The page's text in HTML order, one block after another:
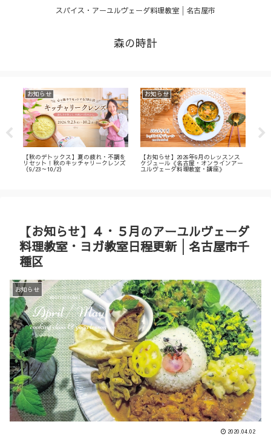
スパイス・アーユルヴェーダ料理教室│名古屋市
森の時計
お知らせ
【秋のデトックス】夏の疲れ・不調を
リセット！秋のキッチャリークレンズ
（9/23～10/2）
お知らせ
【お知らせ】2026年9月のレッスンス
ケジュール《名古屋・オンラインアー
ユルヴェーダ料理教室・講座》
【お知らせ】４・５月のアーユルヴェーダ
料理教室・ヨガ教室日程更新│名古屋市千
種区
お知らせ
2020.04.02